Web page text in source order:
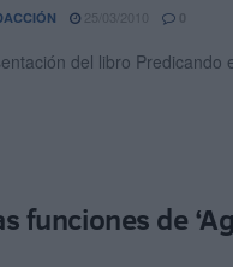
0
del libro
funciones de